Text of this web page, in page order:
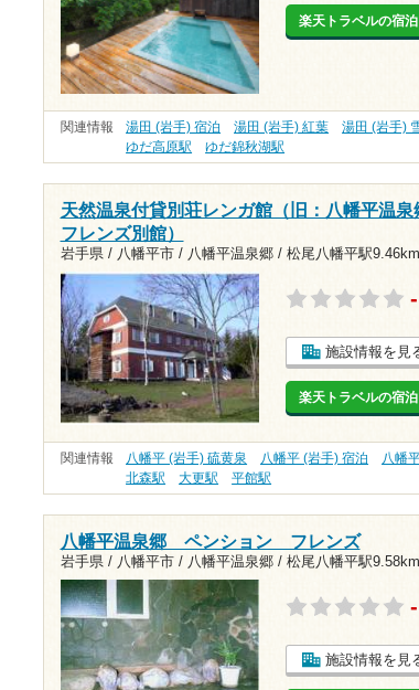
楽天トラベルの宿
関連情報 湯田 (岩手) 宿泊 湯田 (岩手) 紅葉 湯田 (岩手)
ゆだ高原駅
ゆだ錦秋湖駅
天然温泉付貸別荘レンガ館（旧：八幡平温
フレンズ別館）
岩手県 / 八幡平市 / 八幡平温泉郷 / 松尾八幡平駅9.46km
施設情報を見
楽天トラベルの宿
関連情報 八幡平 (岩手) 硫黄泉 八幡平 (岩手) 宿泊 八幡
北森駅
大更駅 平館駅
八幡平温泉郷 ペンション フレンズ
岩手県 / 八幡平市 / 八幡平温泉郷 / 松尾八幡平駅9.58km
施設情報を見